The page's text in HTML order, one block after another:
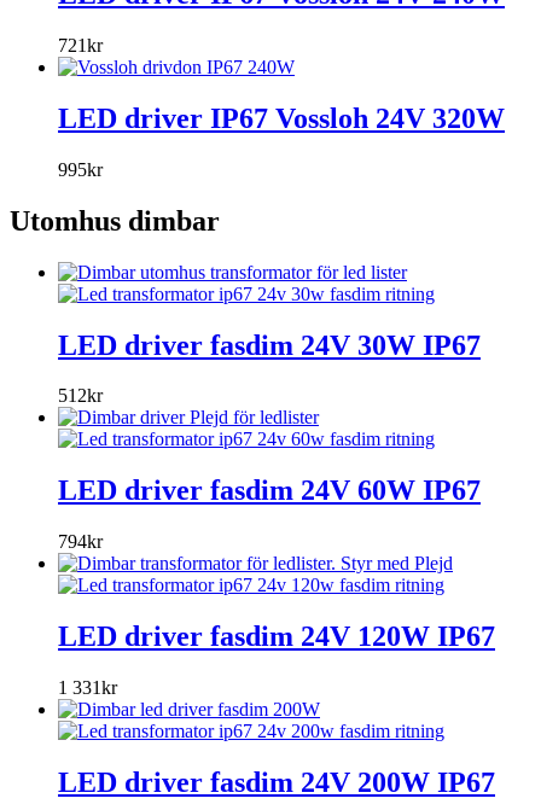
721kr
LED driver IP67 Vossloh 24V 320W
995kr
Utomhus dimbar
LED driver fasdim 24V 30W IP67
512kr
LED driver fasdim 24V 60W IP67
794kr
LED driver fasdim 24V 120W IP67
1 331kr
LED driver fasdim 24V 200W IP67